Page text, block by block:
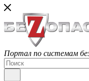
Портал по системам